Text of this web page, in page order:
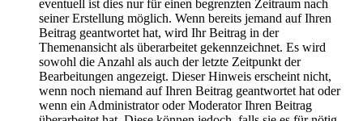
eventuell ist dies nur für einen begrenzten Zeitraum nach
seiner Erstellung möglich. Wenn bereits jemand auf Ihren
Beitrag geantwortet hat, wird Ihr Beitrag in der
Themenansicht als überarbeitet gekennzeichnet. Es wird
sowohl die Anzahl als auch der letzte Zeitpunkt der
Bearbeitungen angezeigt. Dieser Hinweis erscheint nicht,
wenn noch niemand auf Ihren Beitrag geantwortet hat oder
wenn ein Administrator oder Moderator Ihren Beitrag